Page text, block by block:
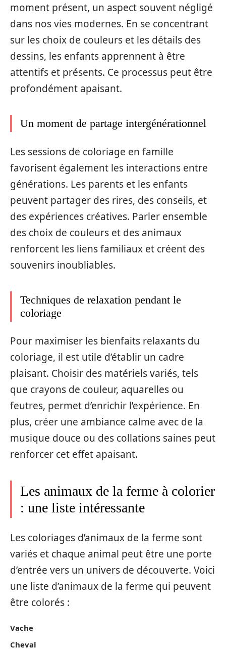
moment présent, un aspect souvent négligé
dans nos vies modernes. En se concentrant
sur les choix de couleurs et les détails des
dessins, les enfants apprennent à être
attentifs et présents. Ce processus peut être
profondément apaisant.
Un moment de partage intergénérationnel
Les sessions de coloriage en famille
favorisent également les interactions entre
générations. Les parents et les enfants
peuvent partager des rires, des conseils, et
des expériences créatives. Parler ensemble
des choix de couleurs et des animaux
renforcent les liens familiaux et créent des
souvenirs inoubliables.
Techniques de relaxation pendant le
coloriage
Pour maximiser les bienfaits relaxants du
coloriage, il est utile d’établir un cadre
plaisant. Choisir des matériels variés, tels
que crayons de couleur, aquarelles ou
feutres, permet d’enrichir l’expérience. En
plus, créer une ambiance calme avec de la
musique douce ou des collations saines peut
renforcer cet effet apaisant.
Les animaux de la ferme à colorier
: une liste intéressante
Les coloriages d’animaux de la ferme sont
variés et chaque animal peut être une porte
d’entrée vers un univers de découverte. Voici
une liste d’animaux de la ferme qui peuvent
être colorés :
Vache
Cheval